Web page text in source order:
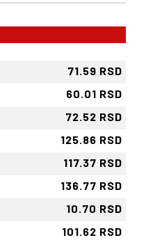
71.59 RSD
60.01 RSD
72.52 RSD
125.86 RSD
117.37 RSD
136.77 RSD
10.70 RSD
101.62 RSD